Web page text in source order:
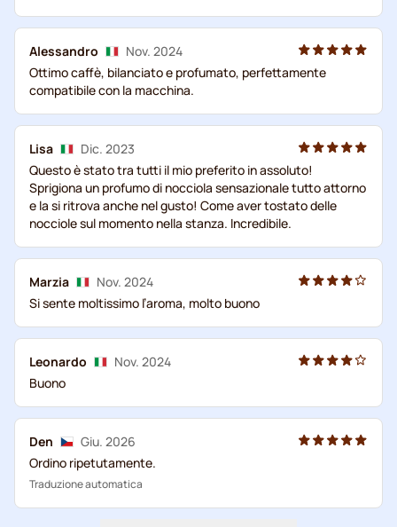
Alessandro
Nov. 2024
Ottimo caffè, bilanciato e profumato, perfettamente
compatibile con la macchina.
Lisa
Dic. 2023
Questo è stato tra tutti il mio preferito in assoluto!
Sprigiona un profumo di nocciola sensazionale tutto attorno
e la si ritrova anche nel gusto! Come aver tostato delle
nocciole sul momento nella stanza. Incredibile.
Marzia
Nov. 2024
Si sente moltissimo l’aroma, molto buono
Leonardo
Nov. 2024
Buono
Den
Giu. 2026
Ordino ripetutamente.
Traduzione automatica